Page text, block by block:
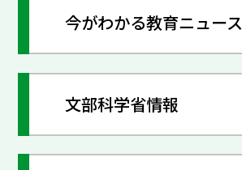
今がわかる教育ニュース
文部科学省情報